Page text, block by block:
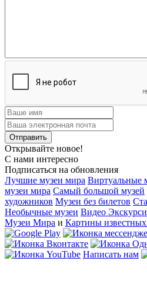
Открывайте новое!
С нами интересно
Подписаться на обновления
Лучшие музеи мира Виртуальные
музеи мира Самый большой музей
художников Музеи без билетов
Необычные музеи Видео
Музеи Мира и Картины
Написать нам